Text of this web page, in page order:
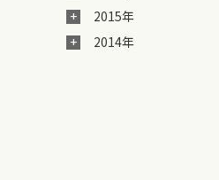
2015年
2014年